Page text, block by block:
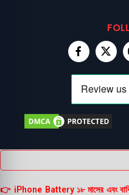
👉 iPhone Battery ১৮ মাসের এবং